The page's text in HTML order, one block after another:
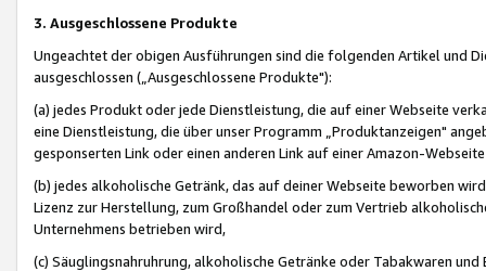
3. Ausgeschlossene Produkte
Ungeachtet der obigen Ausführungen sind die folgenden Artikel und
ausgeschlossen („Ausgeschlossene Produkte"):
(a) jedes Produkt oder jede Dienstleistung, die auf einer Webseite
eine Dienstleistung, die über unser Programm „Produktanzeigen"
gesponserten Link oder einen anderen Link auf einer Amazon-
(b) jedes alkoholische Getränk, das auf deiner Webseite beworben
Lizenz zur Herstellung, zum Großhandel oder zum Vertrieb
Unternehmens betrieben wird,
(c) Säuglingsnahruhrung, alkoholische Getränke oder Tabakwaren